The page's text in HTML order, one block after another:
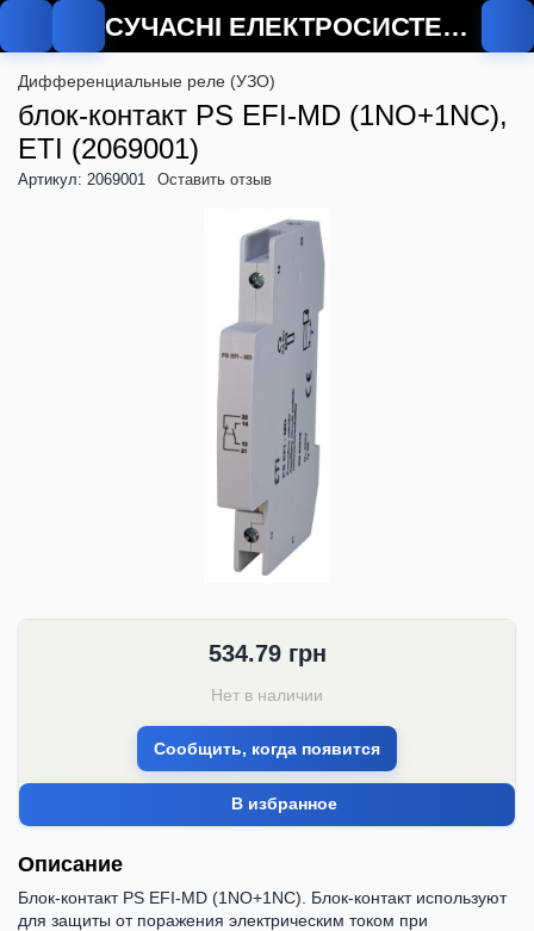
СУЧАСНІ ЕЛЕКТРОСИСТЕМИ
Дифференциальные реле (УЗО)
блок-контакт PS EFI-MD (1NO+1NC),
ETI (2069001)
Артикул: 2069001 Оставить отзыв
534.79грн
Нет в наличии
Сообщить, когда появится
В избранное
Описание
Блок-контакт PS EFI-MD (1NO+1NC). Блок-контакт используют
для защиты от поражения электрическим током при